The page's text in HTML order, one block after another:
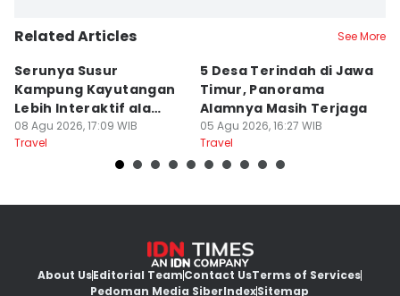
Related Articles See More
Serunya Susur
Kampung Kayutangan
Lebih Interaktif ala
Kelana Race
08 Agu 2026, 17:09 WIB
Travel
5 Desa Terindah di Jawa
Timur, Panorama
Alamnya Masih Terjaga
05 Agu 2026, 16:27 WIB
Travel
About UsEditorial TeamContact UsTerms of Services
Pedoman Media SiberIndexSitemap